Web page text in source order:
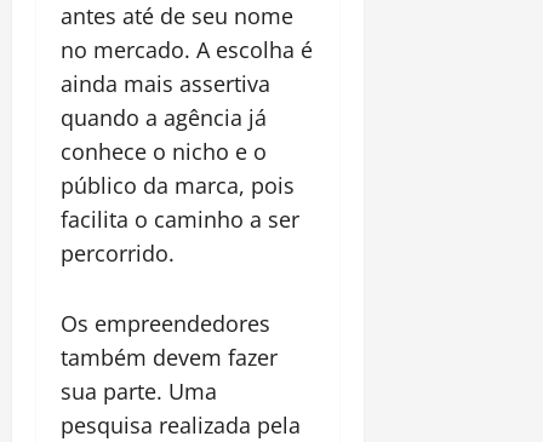
antes até de seu nome
no mercado. A escolha é
ainda mais assertiva
quando a agência já
conhece o nicho e o
público da marca, pois
facilita o caminho a ser
percorrido.
Os empreendedores
também devem fazer
sua parte. Uma
pesquisa realizada pela